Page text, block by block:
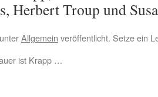
Herbert Troup und
Allgemein veröffentlicht. Setze ein
ist Krapp …